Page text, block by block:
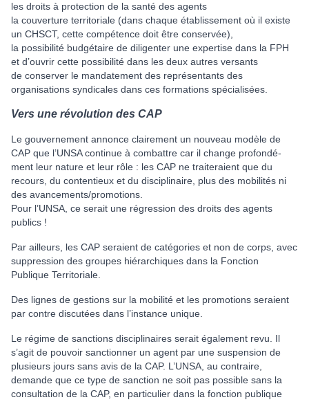
les droits à protection de la santé des agents
la couverture territoriale (dans chaque établissement où il existe
un CHSCT, cette compétence doit être conservée),
la possibilité budgétaire de diligenter une expertise dans la FPH
et d’ouvrir cette possibilité dans les deux autres versants
de conserver le mandatement des représentants des
organisations syndicales dans ces formations spécialisées.
Vers une révolution des CAP
Le gou­ver­ne­ment annonce clai­re­ment un nou­veau modèle de
CAP que l’UNSA conti­nue à com­bat­tre car il change pro­fon­dé­
ment leur nature et leur rôle : les CAP ne trai­te­raient que du
recours, du conten­tieux et du dis­ci­pli­naire, plus des mobi­li­tés ni
des avan­ce­ments/pro­mo­tions.
Pour l’UNSA, ce serait une régres­sion des droits des agents
publics !
Par ailleurs, les CAP seraient de caté­go­ries et non de corps, avec
sup­pres­sion des grou­pes hié­rar­chi­ques dans la Fonction
Publique Territoriale.
Des lignes de ges­tions sur la mobi­lité et les pro­mo­tions seraient
par contre dis­cu­tées dans l’ins­tance unique.
Le régime de sanc­tions dis­ci­pli­nai­res serait également revu. Il
s’agit de pou­voir sanc­tion­ner un agent par une sus­pen­sion de
plu­sieurs jours sans avis de la CAP. L’UNSA, au contraire,
demande que ce type de sanc­tion ne soit pas pos­si­ble sans la
consul­ta­tion de la CAP, en par­ti­cu­lier dans la fonc­tion publi­que